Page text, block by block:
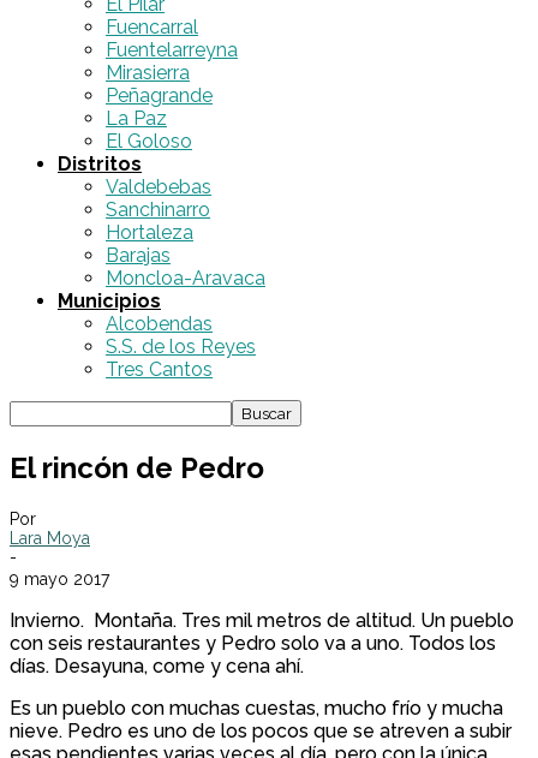
Fuencarral
Fuentelarreyna
Mirasierra
Peñagrande
La Paz
El Goloso
Distritos
Valdebebas
Sanchinarro
Hortaleza
Barajas
Moncloa-Aravaca
Municipios
Alcobendas
S.S. de los Reyes
Tres Cantos
El rincón de Pedro
Por
Lara Moya
-
9 mayo 2017
Invierno. Montaña. Tres mil metros de altitud. Un pueblo
con seis restaurantes y Pedro solo va a uno. Todos los
días. Desayuna, come y cena ahí.
Es un pueblo con muchas cuestas, mucho frío y mucha
nieve. Pedro es uno de los pocos que se atreven a subir